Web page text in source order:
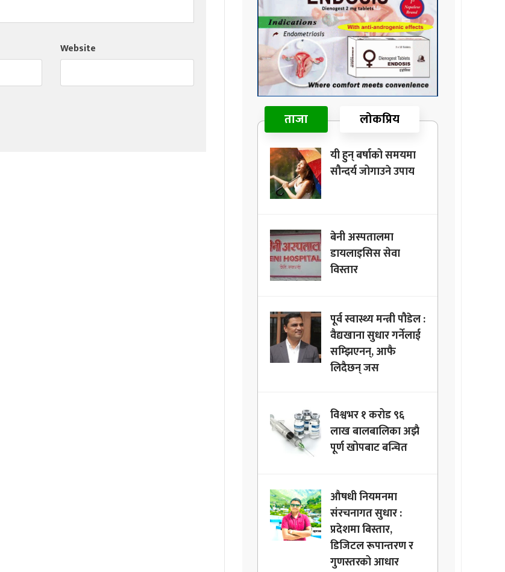
Website
ताजा लोकप्रिय
यी हुन् बर्षाको समयमा
सौन्दर्य जोगाउने उपाय
बेनी अस्पतालमा
डायलाइसिस सेवा
विस्तार
पूर्व स्वास्थ्य मन्त्री पौडेल :
वैद्यखाना सुधार गर्नेलाई
सम्झिएनन्, आफै
लिदैछन् जस
विश्वभर १ करोड ९६
लाख बालबालिका अझै
पूर्ण खोपबाट बन्चित
औषधी नियमनमा
संरचनागत सुधार :
प्रदेशमा बिस्तार,
डिजिटल रूपान्तरण र
गुणस्तरको आधार